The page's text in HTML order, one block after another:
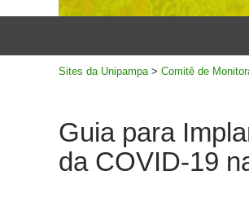
rodapé
Sites da Unipampa> Comitê de
Guia para
da COVID-19